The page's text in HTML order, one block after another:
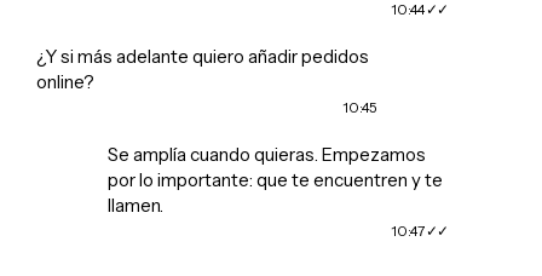
10:44
¿Y si más adelante quiero añadir pedidos
online?
10:45
Se amplía cuando quieras. Empezamos
por lo importante: que te encuentren y te
llamen.
10:47